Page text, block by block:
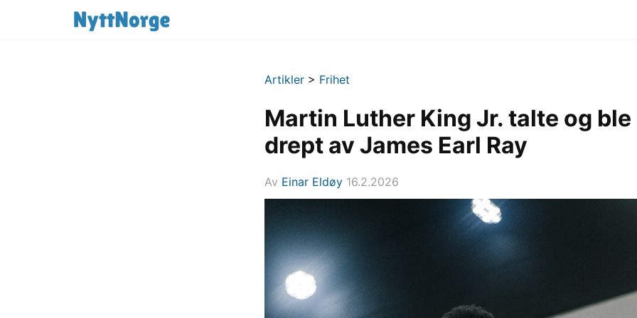
Artikler > Frihet
Martin Luther King Jr. talte og ble
drept av James Earl Ray
Av Einar Eldøy 16.2.2026